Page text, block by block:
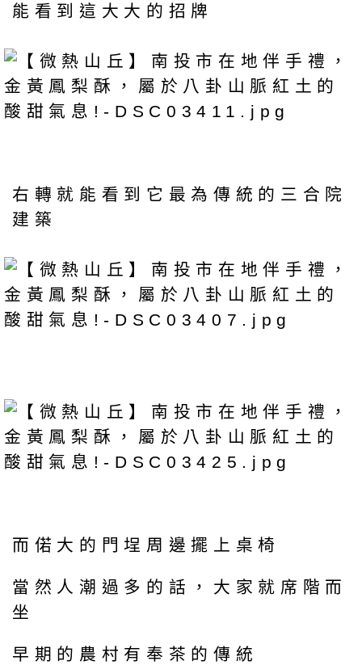
能看到這大大的招牌
右轉就能看到它最為傳統的三合院
建築
而偌大的門埕周邊擺上桌椅
當然人潮過多的話，大家就席階而
坐
早期的農村有奉茶的傳統